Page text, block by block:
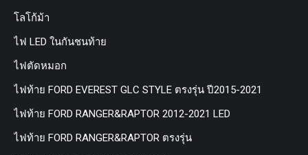
โลโก้ม้า
ไฟ LED ในกันชนท้าย
ไฟตัดหมอก
ไฟท้าย FORD EVEREST GLC STYLE ตรงรุ่น ปี2015-2021
ไฟท้าย FORD RANGER&RAPTOR 2012-2021 LED
ไฟท้าย FORD RANGER&RAPTOR ตรงรุ่น